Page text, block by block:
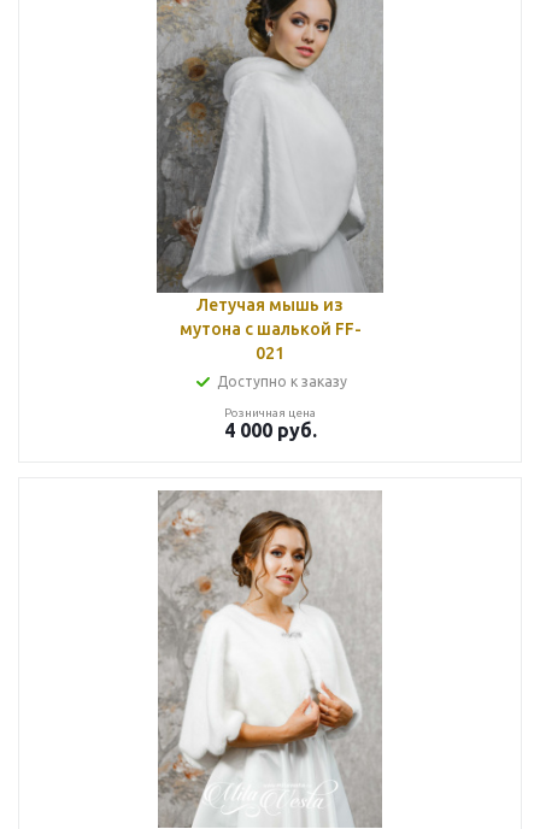
Летучая мышь из
мутона с шалькой FF-
021
Доступно к заказу
Розничная цена
4 000руб.